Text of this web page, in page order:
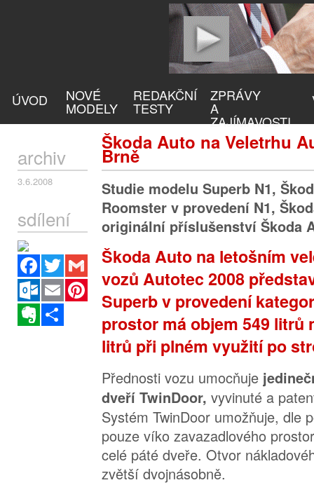
ÚVOD NOVÉ
MODELY
REDAKČNÍ
TESTY
ZPRÁVY
A
ZAJÍMAVOSTI
Škoda Auto na Veletrhu
Brně
archiv
3.6.2008
sdílení
Facebook
Twitter
Gmail
Outlook.com
Email
Pinterest
Evernote
Studie modelu Superb N1,
Roomster v provedení N1,
originální příslušenství Škoda
Škoda Auto na letošním
vozů Autotec 2008
Superb v provedení
prostor má objem 549 litrů
litrů při plném využití po
Přednosti vozu umocňuje
dveří TwinDoor, vyvinuté a
Systém TwinDoor umožňuje, dle
pouze víko zavazadlového
celé páté dveře. Otvor
zvětší dvojnásobně.